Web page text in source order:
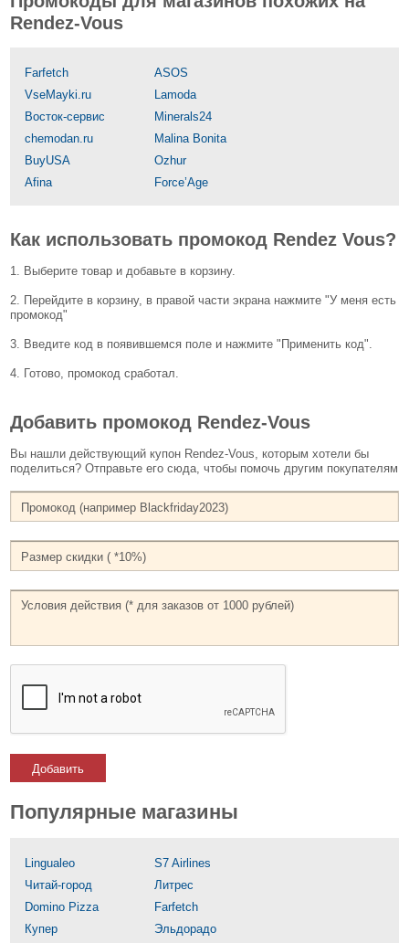
Rendez-Vous
Farfetch
ASOS
VseMayki.ru
Lamoda
Восток-сервис
Minerals24
chemodan.ru
Malina Bonita
BuyUSA
Ozhur
Afina
Force’Age
Как использовать промокод Rendez Vous?
1. Выберите товар и добавьте в корзину.
2. Перейдите в корзину, в правой части экрана нажмите "У меня есть
промокод"
3. Введите код в появившемся поле и нажмите "Применить код".
4. Готово, промокод сработал.
Добавить промокод Rendez-Vous
Вы нашли действующий купон Rendez-Vous, которым хотели бы
поделиться? Отправьте его сюда, чтобы помочь другим покупателям
Добавить
Популярные магазины
Lingualeo
S7 Airlines
Читай-город
Литрес
Domino Pizza
Farfetch
Купер
Эльдорадо